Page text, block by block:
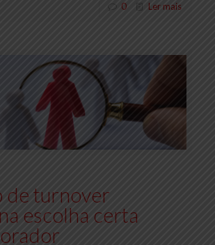
0 Ler mais
de turnover
escolha certa